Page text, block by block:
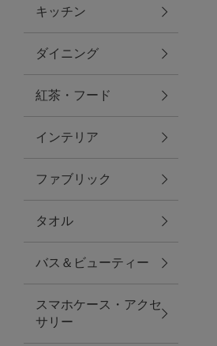
トラベルグッズ
ランチ
バッグ
キッチン・ダイニング
ダイニング
キッチン
キッチン
ダイニング
紅茶・フード
インテリア
ファブリック
タオル
バス＆ビューティー
スマホケース・アクセ
サリー